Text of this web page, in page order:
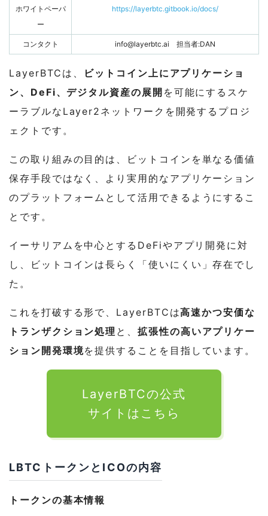
ホワイトペーパ
ー
https://layerbtc.gitbook.io/docs/
コンタクト info@layerbtc.ai 担当者:DAN
LayerBTCは、
ビットコイン上にアプリケーショ
ン、DeFi、デジタル資産の展開 を可能にするスケ
ーラブルなLayer2ネットワークを開発するプロジ
ェクトです。
この取り組みの目的は、ビットコインを単なる価値
保存手段ではなく、より実用的なアプリケーション
のプラットフォームとして活用できるようにするこ
とです。
イーサリアムを中心とするDeFiやアプリ開発に対
し、ビットコインは長らく「使いにくい」存在でし
た。
これを打破する形で、LayerBTCは高速かつ安価な
トランザクション処理 と、拡張性の高いアプリケー
ション開発環境を提供することを目指しています。
LayerBTCの公式
サイトはこちら
LBTCトークンとICOの内容
トークンの基本情報